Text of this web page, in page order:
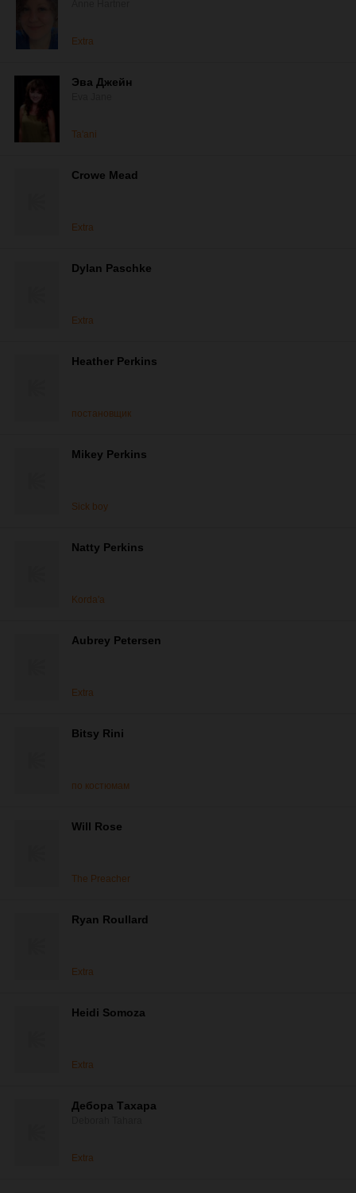
Extra
Эва Джейн
Ta'ani
Crowe Mead
Extra
Dylan Paschke
Extra
Heather Perkins
постановщик
Mikey Perkins
Sick boy
Natty Perkins
Korda'a
Aubrey Petersen
Extra
Bitsy Rini
по костюмам
Will Rose
The Preacher
Ryan Roullard
Extra
Heidi Somoza
Extra
Дебора Тахара
Extra